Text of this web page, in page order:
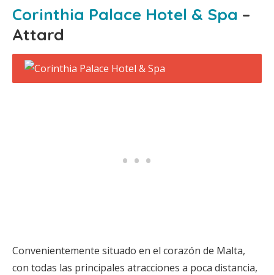
Corinthia Palace Hotel & Spa –
Attard
Convenientemente situado en el corazón de Malta,
con todas las principales atracciones a poca distancia,